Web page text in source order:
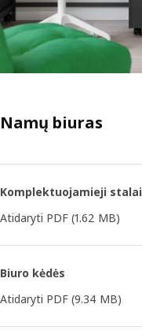
Namų biuras
Komplektuojamieji stalai
Atidaryti PDF (1.62 MB)
Biuro kėdės
Atidaryti PDF (9.34 MB)